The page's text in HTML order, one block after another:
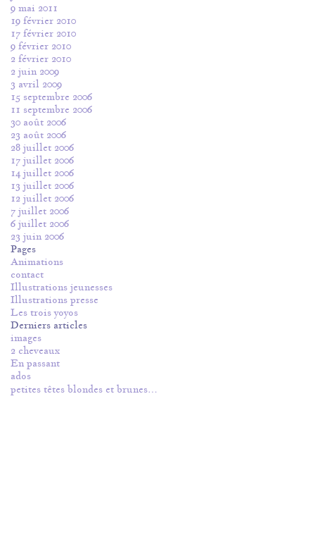
9 mai 2011
19 février 2010
17 février 2010
9 février 2010
2 février 2010
2 juin 2009
3 avril 2009
15 septembre 2006
11 septembre 2006
30 août 2006
23 août 2006
28 juillet 2006
17 juillet 2006
14 juillet 2006
13 juillet 2006
12 juillet 2006
7 juillet 2006
6 juillet 2006
23 juin 2006
Pages
Animations
contact
Illustrations jeunesses
Illustrations presse
Les trois yoyos
Derniers articles
images
2 cheveaux
En passant
ados
petites têtes blondes et brunes…